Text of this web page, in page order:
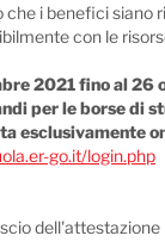
che i benefici siano
con le
2021 fino al 26
per le borse di
esclusivamente
go.it/login.php
dell'attestazione